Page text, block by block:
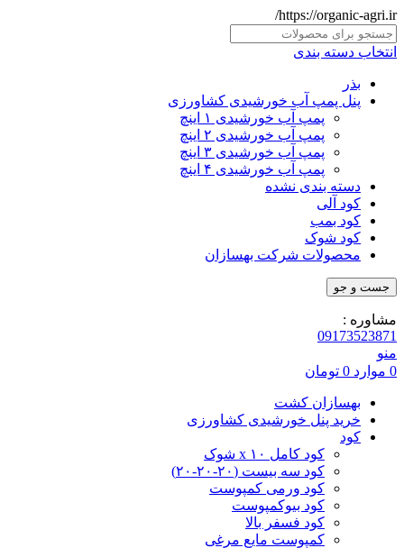
https://organic-agri.ir/
انتخاب دسته بندی
بذر
پنل پمپ آب خورشیدی کشاورزی
پمپ آب خورشیدی ۱ اینچ
پمپ آب خورشیدی ۲ اینچ
پمپ آب خورشیدی ۳ اینچ
پمپ آب خورشیدی ۴ اینچ
دسته بندی نشده
کود آلی
کود بمب
کود شوک
محصولات شرکت بهسازان
جست و جو
مشاوره :
09173523871
منو
0 موارد 0 تومان
بهسازان کشت
خرید پنل خورشیدی کشاورزی
کود
کود کامل ۱۰ x شوک
کود سه بیست (۲۰-۲۰-۲۰)
کود ورمی کمپوست
کود بیوکمپوست
کود فسفر بالا
کمپوست مایع مرغی